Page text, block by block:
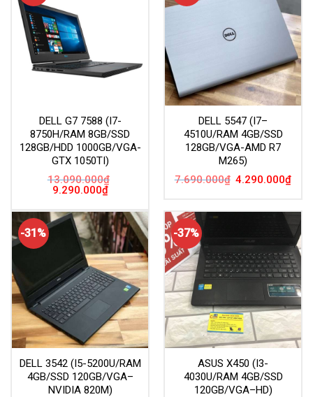
DELL G7 7588 (I7-
8750H/RAM 8GB/SSD
128GB/HDD 1000GB/VGA-
GTX 1050TI)
13.090.000₫
Giá
13.090.000₫.
9.290.000₫Giá
hiện
là:
9.290.000₫.
DELL 5547 (I7–
4510U/RAM 4GB/SSD
128GB/VGA-AMD R7
M265)
7.690.000₫ Giá
4.290.000₫Giá
-31%
DELL 3542 (I5-5200U/RAM
4GB/SSD 120GB/VGA–
NVIDIA 820M)
-37%
ASUS X450 (I3-
4030U/RAM 4GB/SSD
120GB/VGA–HD)